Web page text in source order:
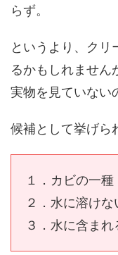
らず。
というより、クリ
るかもしれません
実物を見ていない
候補として挙げら
１．カビの一種
２．水に溶け
３．水に含まれ